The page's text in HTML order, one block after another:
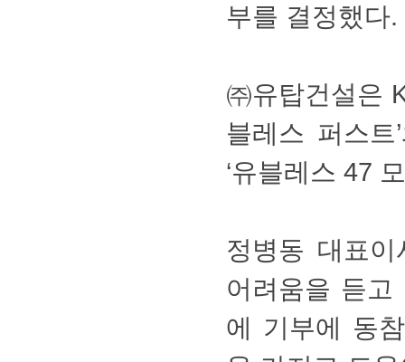
부를결정했다.
㈜유탑건설은
블레스퍼스
‘유블레스47
정병동대표
어려움을듣
에기부에동